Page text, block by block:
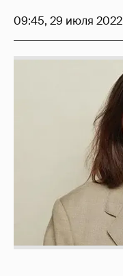
09:45, 29 июля 2022